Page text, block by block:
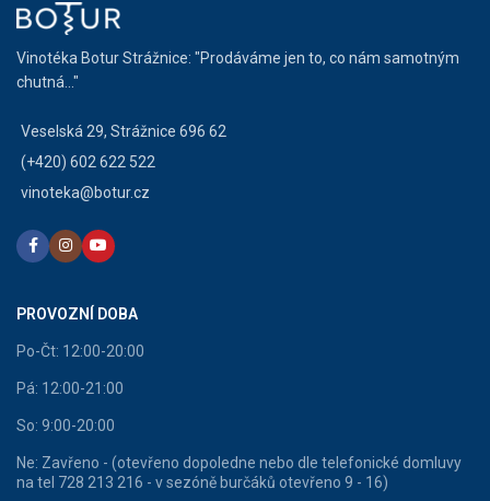
Vinotéka Botur Strážnice: "Prodáváme jen to, co nám samotným
chutná..."
Veselská 29, Strážnice 696 62
(+420) 602 622 522
vinoteka@botur.cz
PROVOZNÍ DOBA
Po-Čt: 12:00-20:00
Pá: 12:00-21:00
So: 9:00-20:00
Ne: Zavřeno - (otevřeno dopoledne nebo dle telefonické domluvy
na tel 728 213 216 - v sezóně burčáků otevřeno 9 - 16)